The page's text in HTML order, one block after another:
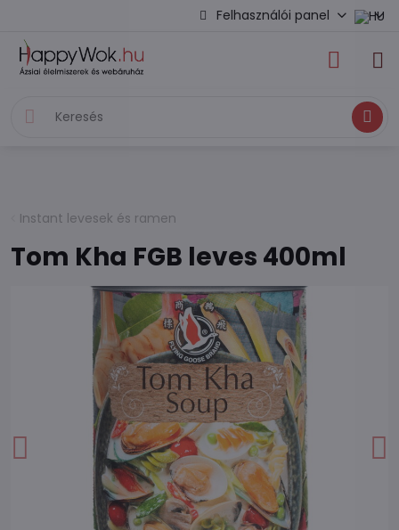
Felhasználói panel
Keresés
Instant levesek és ramen
Tom Kha FGB leves 400ml